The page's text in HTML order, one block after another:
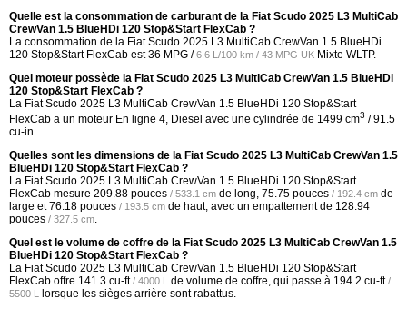
Quelle est la consommation de carburant de la Fiat Scudo 2025 L3 MultiCab
CrewVan 1.5 BlueHDi 120 Stop&Start FlexCab ?
La consommation de la Fiat Scudo 2025 L3 MultiCab CrewVan 1.5 BlueHDi
120 Stop&Start FlexCab est36 MPG /6.6 L/100 km / 43 MPG UK Mixte WLTP.
Quel moteur possède la Fiat Scudo 2025 L3 MultiCab CrewVan 1.5 BlueHDi
120 Stop&Start FlexCab ?
La Fiat Scudo 2025 L3 MultiCab CrewVan 1.5 BlueHDi 120 Stop&Start
FlexCab a un moteur En ligne 4, Diesel avec une cylindrée de 1499 cm3 / 91.5
cu-in.
Quelles sont les dimensions de la Fiat Scudo 2025 L3 MultiCab CrewVan 1.5
BlueHDi 120 Stop&Start FlexCab ?
La Fiat Scudo 2025 L3 MultiCab CrewVan 1.5 BlueHDi 120 Stop&Start
FlexCab mesure 209.88 pouces / 533.1 cm de long, 75.75 pouces / 192.4 cm de
large et76.18 pouces / 193.5 cm de haut, avec un empattement de 128.94
pouces / 327.5 cm.
Quel est le volume de coffre de la Fiat Scudo 2025 L3 MultiCab CrewVan 1.5
BlueHDi 120 Stop&Start FlexCab ?
La Fiat Scudo 2025 L3 MultiCab CrewVan 1.5 BlueHDi 120 Stop&Start
FlexCab offre 141.3 cu-ft / 4000 L de volume de coffre, qui passe à 194.2 cu-ft /
5500 L lorsque les sièges arrière sont rabattus.